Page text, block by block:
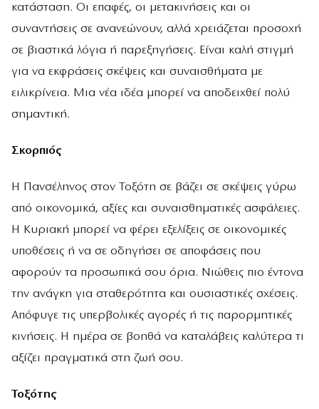
κατάσταση. Οι επαφές, οι μετακινήσεις και οι
συναντήσεις σε ανανεώνουν, αλλά χρειάζεται προσοχή
σε βιαστικά λόγια ή παρεξηγήσεις. Είναι καλή στιγμή
για να εκφράσεις σκέψεις και συναισθήματα με
ειλικρίνεια. Μια νέα ιδέα μπορεί να αποδειχθεί πολύ
σημαντική.
Σκορπιός
Η Πανσέληνος στον Τοξότη σε βάζει σε σκέψεις γύρω
από οικονομικά, αξίες και συναισθηματικές ασφάλειες.
Η Κυριακή μπορεί να φέρει εξελίξεις σε οικονομικές
υποθέσεις ή να σε οδηγήσει σε αποφάσεις που
αφορούν τα προσωπικά σου όρια. Νιώθεις πιο έντονα
την ανάγκη για σταθερότητα και ουσιαστικές σχέσεις.
Απόφυγε τις υπερβολικές αγορές ή τις παρορμητικές
κινήσεις. Η ημέρα σε βοηθά να καταλάβεις καλύτερα τι
αξίζει πραγματικά στη ζωή σου.
Τοξότης